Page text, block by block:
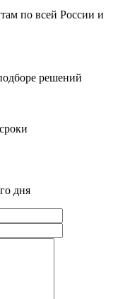
по всей России и
решений
дня